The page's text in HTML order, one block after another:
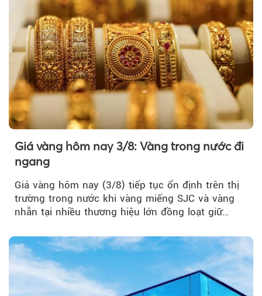
Giá vàng hôm nay 3/8: Vàng trong nước đi
ngang
Giá vàng hôm nay (3/8) tiếp tục ổn định trên thị
trường trong nước khi vàng miếng SJC và vàng
nhẫn tại nhiều thương hiệu lớn đồng loạt giữ